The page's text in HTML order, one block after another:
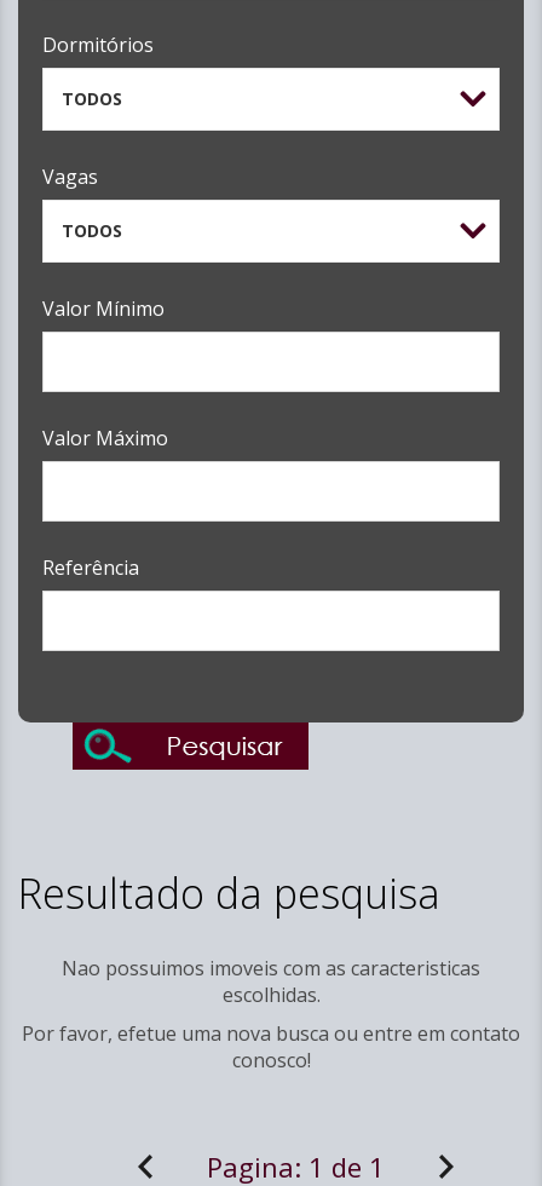
Dormitórios
TODOS
Vagas
TODOS
Valor Mínimo
Valor Máximo
Referência
Resultado da pesquisa
Nao possuimos imoveis com as caracteristicas
escolhidas.
Por favor, efetue uma nova busca ou entre em contato
conosco!
Pagina: 1 de 1